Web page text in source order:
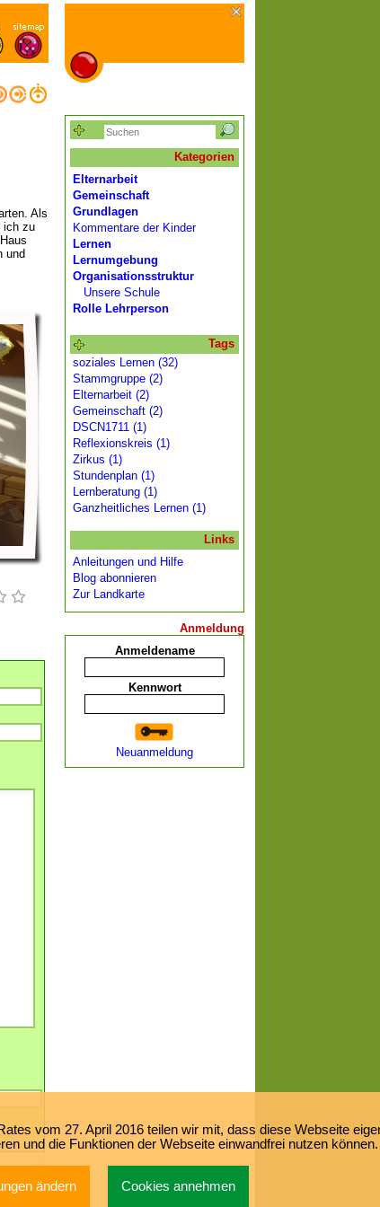
Als
ich zu
und
Kategorien
Elternarbeit
Gemeinschaft
Grundlagen
Kommentare der Kinder
Lernen
Lernumgebung
Organisationsstruktur
Unsere Schule
Rolle Lehrperson
Tags
soziales Lernen (32)
Stammgruppe (2)
Elternarbeit (2)
Gemeinschaft (2)
DSCN1711 (1)
Reflexionskreis (1)
Zirkus (1)
Stundenplan (1)
Lernberatung (1)
Ganzheitliches Lernen (1)
Links
Anleitungen und Hilfe
Blog abonnieren
Zur Landkarte
Anmeldung
Anmeldename
Kennwort
Neuanmeldung
vom 27. April 2016 teilen wir mit, dass diese Webseite
und die Funktionen der Webseite einwandfrei nutzen können.
ändern Cookies annehmen